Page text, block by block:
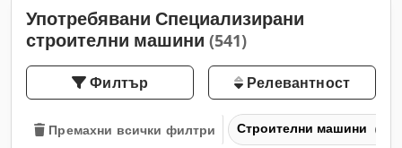
Употребявани Специализирани
строителни машини (541)
Филтър Релевантност
Премахни всички филтри Строителни машини